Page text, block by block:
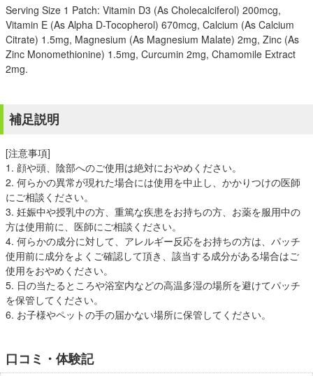
Serving Size 1 Patch: Vitamin D3 (As Cholecalciferol) 200mcg,
Vitamin E (As Alpha D-Tocopherol) 670mcg, Calcium (As Calcium
Citrate) 1.5mg, Magnesium (As Magnesium Malate) 2mg, Zinc (As
Zinc Monomethionine) 1.5mg, Curcumin 2mg, Chamomile Extract
2mg.
補足説明
[注意事項]
1. 顔や頭、陰部へのご使用は絶対におやめください。
2. 何らかの異常が現れた場合には使用を中止し、かかりつけの医師
にご相談ください。
3. 妊娠中や授乳中の方、重篤な疾患をお持ちの方、お薬を服用中の
方は使用前に、医師にご相談ください。
4. 何らかの成分に対して、アレルギー反応をお持ちの方は、パッチ
使用前に成分をよくご確認して頂き、該当する成分がある場合はご
使用をおやめください。
5. 日の当たるところや浴室内などの高温多湿の場所を避けてパッチ
を保管してください。
6. お子様やペットの手の届かない場所に保管してください。
口コミ・体験記